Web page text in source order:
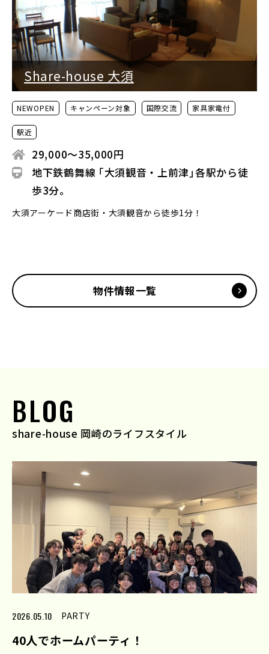
Share-house 大須
NEWOPEN キャンペーン対象 国際交流 家具家電付
駅近
29,000〜35,000円
地下鉄鶴舞線 ｢大須観音・上前津｣各駅から徒
歩3分。
大須アーケード商店街・大須観音から徒歩1分！
物件情報一覧
BLOG
share-house 岡崎のライフスタイル
2026.05.10 PARTY
40人でホームパーティ！